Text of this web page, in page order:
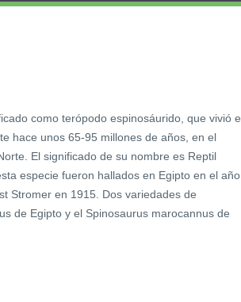
como terópodo espinosáurido, que vivió
hace unos 65-95 millones de años, en el
El significado de su nombre es Reptil
especie fueron hallados en Egipto en el año
Stromer en 1915. Dos variedades de
de Egipto y el Spinosaurus marocannus de